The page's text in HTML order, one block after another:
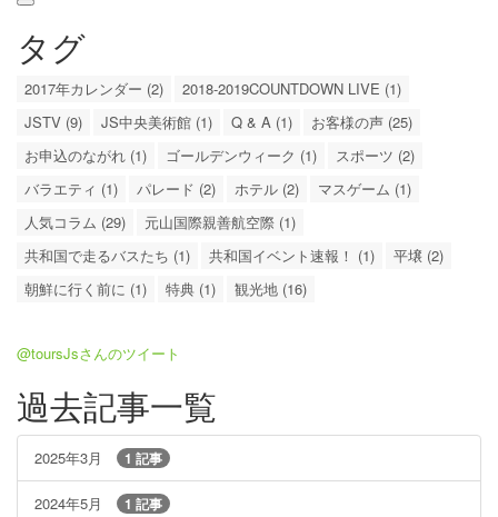
タグ
2017年カレンダー (2)
2018-2019COUNTDOWN LIVE (1)
JSTV (9)
JS中央美術館 (1) Q & A (1)
お客様の声 (25)
お申込のながれ (1)
ゴールデンウィーク (1)
スポーツ (2)
バラエティ (1)
パレード (2) ホテル (2)
マスゲーム (1)
人気コラム (29)
元山国際親善航空際 (1)
共和国で走るバスたち (1)
共和国イベント速報！ (1)
平壌 (2)
朝鮮に行く前に (1)
特典 (1) 観光地 (16)
@toursJsさんのツイート
過去記事一覧
2025年3月 1 記事
2024年5月 1 記事